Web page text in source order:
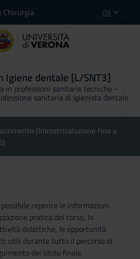
Chirurgia ITA
Igiene dentale [L/SNT3]
in professioni sanitarie tecniche -
sanitaria di Igienista dentale
(Immatricolazione fino a
reperire le informazioni
pratica del corso, lo
didattiche, le opportunità
utili durante tutto il percorso di
del titolo finale.